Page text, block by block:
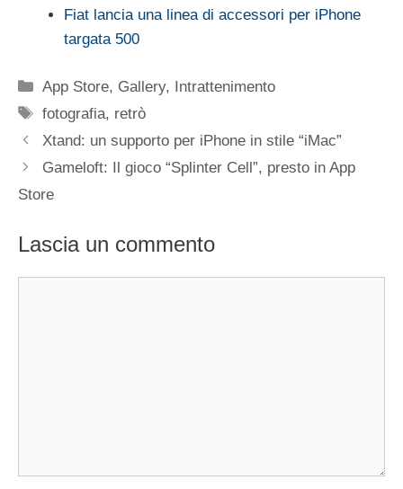
Fiat lancia una linea di accessori per iPhone
targata 500
Categorie
App Store, Gallery, Intrattenimento
Tag
fotografia, retrò
Xtand: un supporto per iPhone in stile “iMac”
Gameloft: Il gioco “Splinter Cell”, presto in App
Store
Lascia un commento